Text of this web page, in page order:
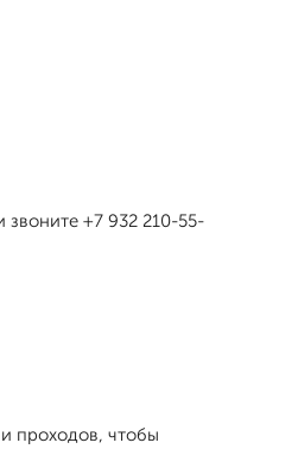
звоните +7 932 210-55-
проходов, чтобы